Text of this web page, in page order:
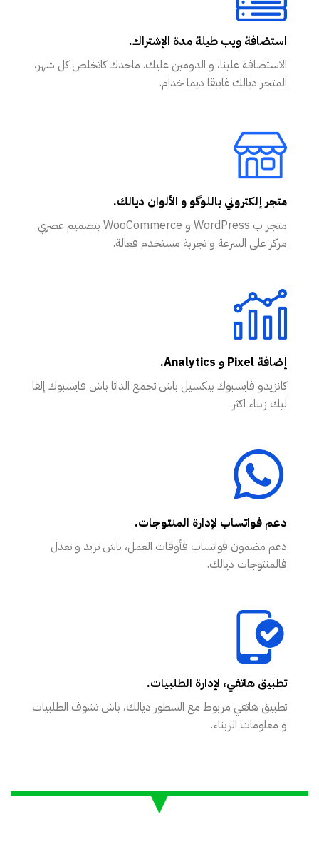
استضافة ويب طيلة مدة الإشتراك.
الاستضافة علينا، و الدومين عليك. ماحدك كاتخلص كل شهر،
المتجر ديالك غايبقا ديما خدام.
متجر إلكتروني باللوگو و الألوان ديالك.
متجر ب WordPress و WooCommerce بتصميم عصري
مركز على السرعة و تجربة مستخدم فعالة.
إضافة Pixel و Analytics.
كانزيدو فايسبوك بيكسيل باش تجمع الداتا باش فايسبوك إلقا
ليك زبناء اكثر.
دعم فواتساب لإدارة المنتوجات.
دعم مضمون فواتساب فأوقات العمل، باش تزيد و تعدل
فالمنتوجات ديالك.
تطبيق هاتفي، لإدارة الطلبيات.
تطبيق هاتفي مربوط مع السطور ديالك، باش تشوف الطلبيات
و معلومات الزبناء.